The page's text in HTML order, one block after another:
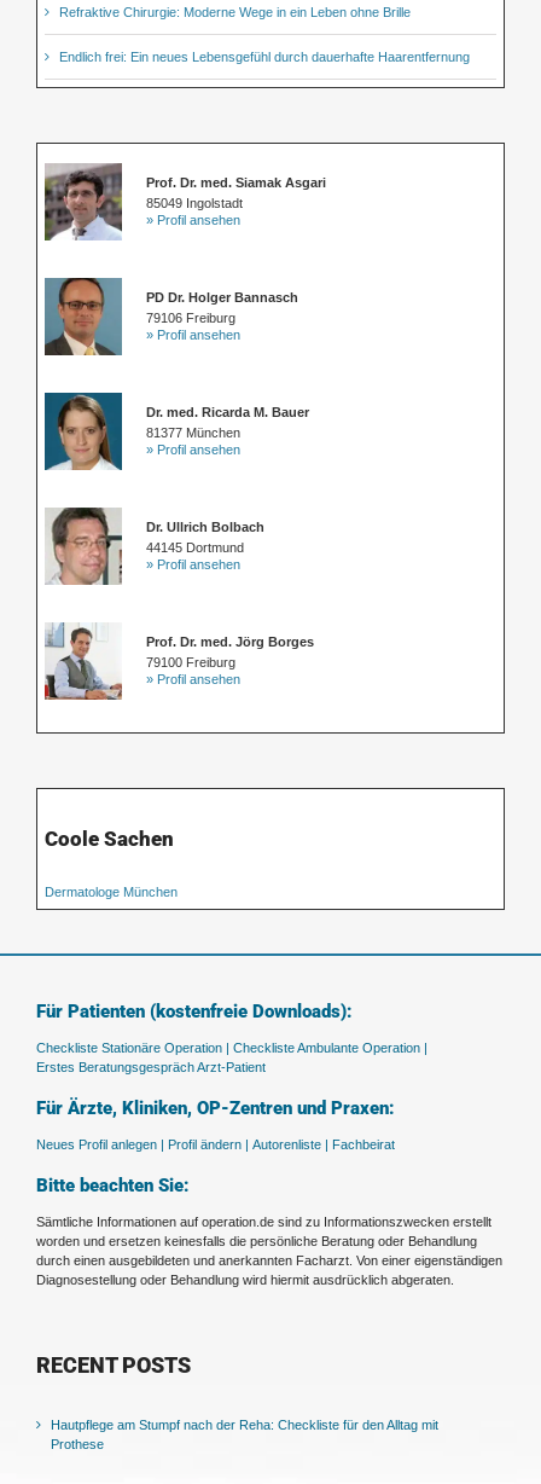
Refraktive Chirurgie: Moderne Wege in ein Leben ohne Brille
Endlich frei: Ein neues Lebensgefühl durch dauerhafte Haarentfernung
Prof. Dr. med. Siamak Asgari
85049 Ingolstadt
» Profil ansehen
PD Dr. Holger Bannasch
79106 Freiburg
» Profil ansehen
Dr. med. Ricarda M. Bauer
81377 München
» Profil ansehen
Dr. Ullrich Bolbach
44145 Dortmund
» Profil ansehen
Prof. Dr. med. Jörg Borges
79100 Freiburg
» Profil ansehen
Coole Sachen
Dermatologe München
Für Patienten (kostenfreie Downloads):
Checkliste Stationäre Operation | Checkliste Ambulante Operation |
Erstes Beratungsgespräch Arzt-Patient
Für Ärzte, Kliniken, OP-Zentren und Praxen:
Neues Profil anlegen | Profil ändern | Autorenliste | Fachbeirat
Bitte beachten Sie:
Sämtliche Informationen auf operation.de sind zu Informationszwecken erstellt
worden und ersetzen keinesfalls die persönliche Beratung oder Behandlung
durch einen ausgebildeten und anerkannten Facharzt. Von einer eigenständigen
Diagnosestellung oder Behandlung wird hiermit ausdrücklich abgeraten.
RECENT POSTS
Hautpflege am Stumpf nach der Reha: Checkliste für den Alltag mit
Prothese